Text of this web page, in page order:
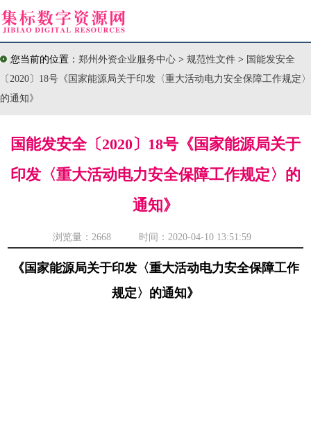
您当前的位置： 郑州外资企业服务中心 > 规范性文件 > 国能发安全
〔2020〕18号《国家能源局关于印发〈重大活动电力安全保障工作规定〉
的通知》
国能发安全〔2020〕18号《国家能源局关于
印发〈重大活动电力安全保障工作规定〉的
通知》
浏览量： 2668 时间：2020-04-10 13:51:59
《国家能源局关于印发〈重大活动电力安全保障工作
规定〉的通知》